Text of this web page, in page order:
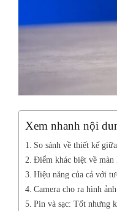
Xem nhanh nội
So sánh về thiết kế
Điểm khác biệt về
Hiệu năng của cả với
Camera cho ra hình
Pin và sạc: Tốt nhưng